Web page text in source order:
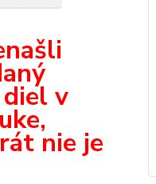
v
nie je